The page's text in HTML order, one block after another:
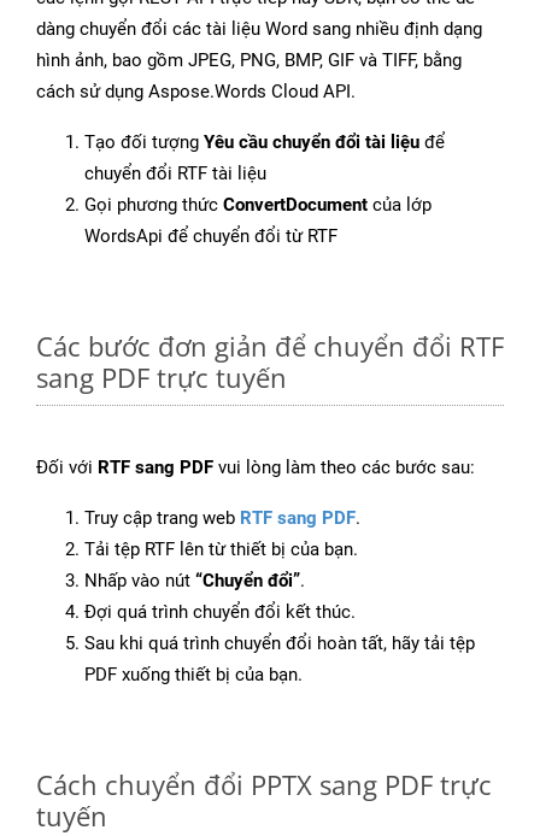
dàng chuyển đổi các tài liệu Word sang nhiều định dạng
hình ảnh, bao gồm JPEG, PNG, BMP, GIF và TIFF, bằng
cách sử dụng Aspose.Words Cloud API.
Tạo đối tượng Yêu cầu chuyển đổi tài liệu để
chuyển đổi RTF tài liệu
Gọi phương thức ConvertDocument của lớp
WordsApi để chuyển đổi từ RTF
Các bước đơn giản để chuyển đổi RTF
sang PDF trực tuyến
Đối với RTF sang PDF vui lòng làm theo các bước sau:
Truy cập trang web RTF sang PDF.
Tải tệp RTF lên từ thiết bị của bạn.
Nhấp vào nút “Chuyển đổi”.
Đợi quá trình chuyển đổi kết thúc.
Sau khi quá trình chuyển đổi hoàn tất, hãy tải tệp
PDF xuống thiết bị của bạn.
Cách chuyển đổi PPTX sang PDF trực
tuyến